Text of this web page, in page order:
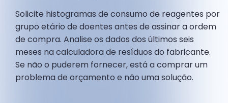
Solicite histogramas de consumo de reagentes por
grupo etário de doentes antes de assinar a ordem
de compra. Analise os dados dos últimos seis
meses na calculadora de resíduos do fabricante.
Se não o puderem fornecer, está a comprar um
problema de orçamento e não uma solução.